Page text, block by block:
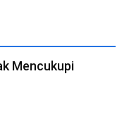
Mencukupi